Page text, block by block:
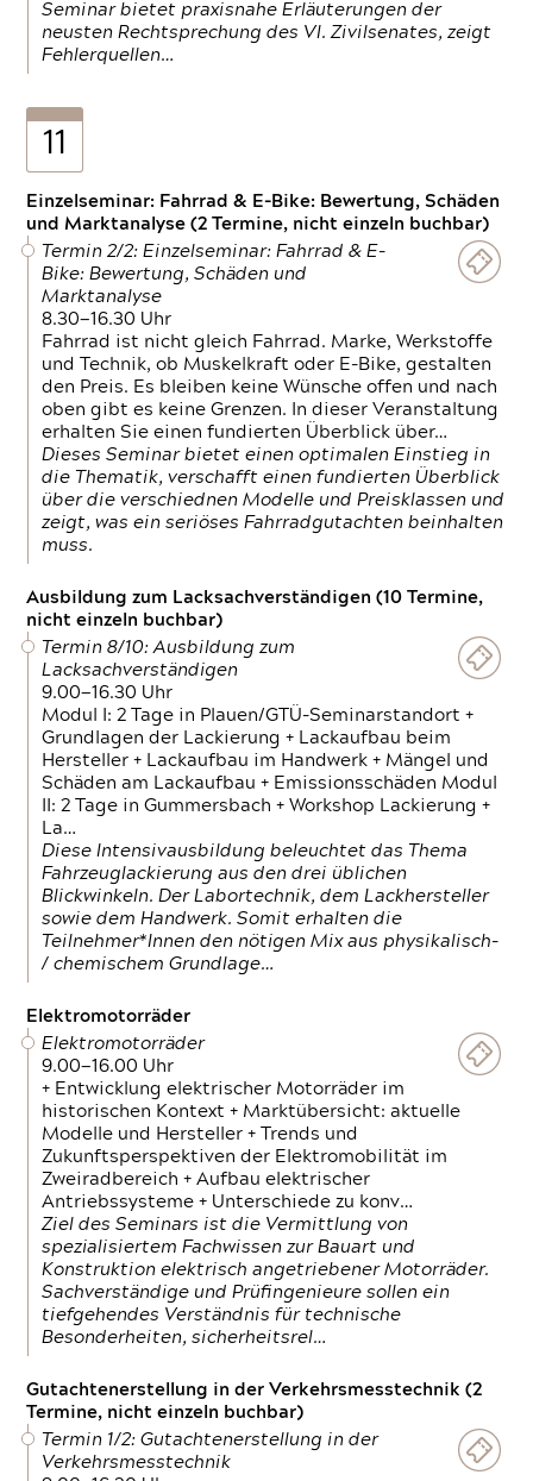
Seminar bietet praxisnahe Erläuterungen der
neusten Rechtsprechung des VI. Zivilsenates, zeigt
Fehlerquellen…
11
Einzelseminar: Fahrrad & E-Bike: Bewertung, Schäden
und Marktanalyse (2 Termine, nicht einzeln buchbar)
Termin 2/2: Einzelseminar: Fahrrad & E-
Bike: Bewertung, Schäden und
Marktanalyse
8.30—16.30 Uhr
Fahrrad ist nicht gleich Fahrrad. Marke, Werkstoffe
und Technik, ob Muskelkraft oder E-Bike, gestalten
den Preis. Es bleiben keine Wünsche offen und nach
oben gibt es keine Grenzen. In dieser Veranstaltung
erhalten Sie einen fundierten Überblick über…
Dieses Seminar bietet einen optimalen Einstieg in
die Thematik, verschafft einen fundierten Überblick
über die verschiednen Modelle und Preisklassen und
zeigt, was ein seriöses Fahrradgutachten beinhalten
muss.
Ausbildung zum Lacksachverständigen (10 Termine,
nicht einzeln buchbar)
Termin 8/10: Ausbildung zum
Lacksachverständigen
9.00—16.30 Uhr
Modul I: 2 Tage in Plauen/GTÜ-Seminarstandort +
Grundlagen der Lackierung + Lackaufbau beim
Hersteller + Lackaufbau im Handwerk + Mängel und
Schäden am Lackaufbau + Emissionsschäden Modul
II: 2 Tage in Gummersbach + Workshop Lackierung +
La…
Diese Intensivausbildung beleuchtet das Thema
Fahrzeuglackierung aus den drei üblichen
Blickwinkeln. Der Labortechnik, dem Lackhersteller
sowie dem Handwerk. Somit erhalten die
Teilnehmer*Innen den nötigen Mix aus physikalisch-
/ chemischem Grundlage…
Elektromotorräder
Elektromotorräder
9.00—16.00 Uhr
+ Entwicklung elektrischer Motorräder im
historischen Kontext + Marktübersicht: aktuelle
Modelle und Hersteller + Trends und
Zukunftsperspektiven der Elektromobilität im
Zweiradbereich + Aufbau elektrischer
Antriebssysteme + Unterschiede zu konv…
Ziel des Seminars ist die Vermittlung von
spezialisiertem Fachwissen zur Bauart und
Konstruktion elektrisch angetriebener Motorräder.
Sachverständige und Prüfingenieure sollen ein
tiefgehendes Verständnis für technische
Besonderheiten, sicherheitsrel…
Gutachtenerstellung in der Verkehrsmesstechnik (2
Termine, nicht einzeln buchbar)
Termin 1/2: Gutachtenerstellung in der
Verkehrsmesstechnik